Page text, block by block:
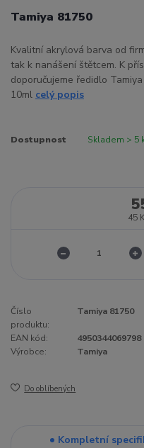
Tamiya 81750
Kvalitní akrylová barva od
tak k nanášení štětcem. K
doporučujeme ředidlo
10ml celý popis
Dostupnost Skladem > 5
45
Číslo
produktu:
Tamiya 81750
EAN kód:
4950344069798
Výrobce:
Tamiya
Do oblíbených
Kompletní